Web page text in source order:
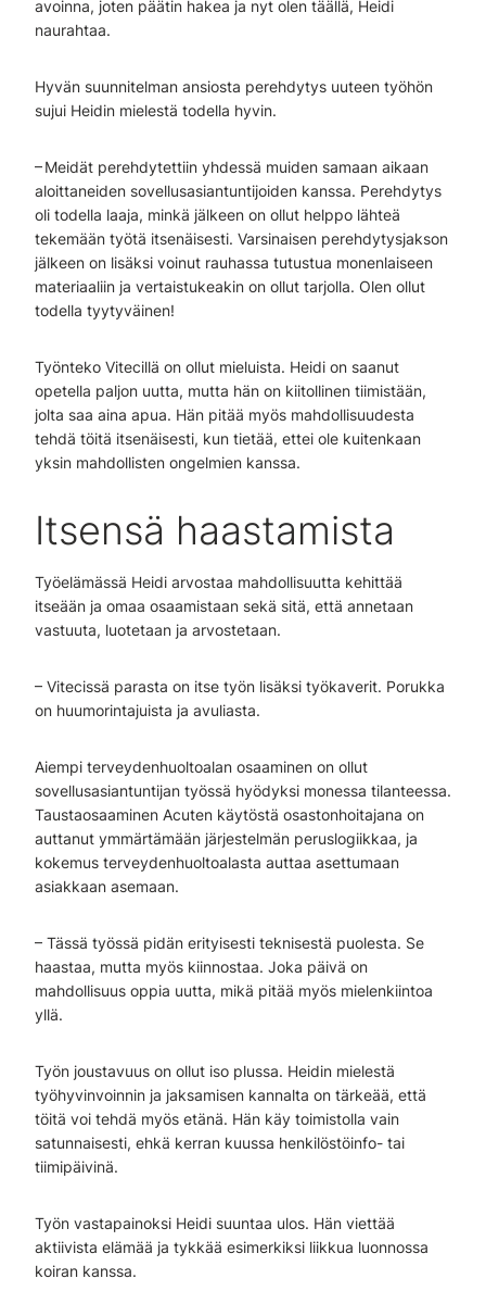
avoinna, joten päätin hakea ja nyt olen täällä, Heidi
naurahtaa.
Hyvän suunnitelman ansiosta perehdytys uuteen työhön
sujui Heidin mielestä todella hyvin.
– Meidät perehdytettiin yhdessä muiden samaan aikaan
aloittaneiden sovellusasiantuntijoiden kanssa. Perehdytys
oli todella laaja, minkä jälkeen on ollut helppo lähteä
tekemään työtä itsenäisesti. Varsinaisen perehdytysjakson
jälkeen on lisäksi voinut rauhassa tutustua monenlaiseen
materiaaliin ja vertaistukeakin on ollut tarjolla. Olen ollut
todella tyytyväinen!
Työnteko Vitecillä on ollut mieluista. Heidi on saanut
opetella paljon uutta, mutta hän on kiitollinen tiimistään,
jolta saa aina apua. Hän pitää myös mahdollisuudesta
tehdä töitä itsenäisesti, kun tietää, ettei ole kuitenkaan
yksin mahdollisten ongelmien kanssa.
Itsensä haastamista
Työelämässä Heidi arvostaa mahdollisuutta kehittää
itseään ja omaa osaamistaan sekä sitä, että annetaan
vastuuta, luotetaan ja arvostetaan.
– Vitecissä parasta on itse työn lisäksi työkaverit. Porukka
on huumorintajuista ja avuliasta.
Aiempi terveydenhuoltoalan osaaminen on ollut
sovellusasiantuntijan työssä hyödyksi monessa tilanteessa.
Taustaosaaminen Acuten käytöstä osastonhoitajana on
auttanut ymmärtämään järjestelmän peruslogiikkaa, ja
kokemus terveydenhuoltoalasta auttaa asettumaan
asiakkaan asemaan.
– Tässä työssä pidän erityisesti teknisestä puolesta. Se
haastaa, mutta myös kiinnostaa. Joka päivä on
mahdollisuus oppia uutta, mikä pitää myös mielenkiintoa
yllä.
Työn joustavuus on ollut iso plussa. Heidin mielestä
työhyvinvoinnin ja jaksamisen kannalta on tärkeää, että
töitä voi tehdä myös etänä. Hän käy toimistolla vain
satunnaisesti, ehkä kerran kuussa henkilöstöinfo- tai
tiimipäivinä.
Työn vastapainoksi Heidi suuntaa ulos. Hän viettää
aktiivista elämää ja tykkää esimerkiksi liikkua luonnossa
koiran kanssa.